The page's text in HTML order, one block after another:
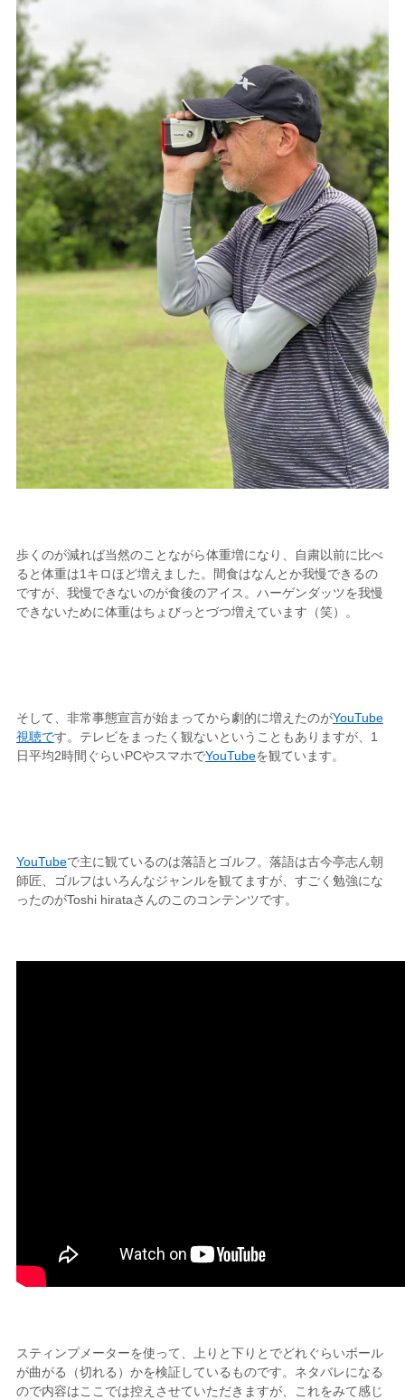
歩くのが減れば当然のことながら体重増になり、自粛以前に比べ
ると体重は1キロほど増えました。間食はなんとか我慢できるの
ですが、我慢できないのが食後のアイス。ハーゲンダッツを我慢
できないために体重はちょびっとづつ増えています（笑）。
そして、非常事態宣言が始まってから劇的に増えたのがYouTube
視聴です。テレビをまったく観ないということもありますが、1
日平均2時間ぐらいPCやスマホでYouTubeを観ています。
YouTubeで主に観ているのは落語とゴルフ。落語は古今亭志ん朝
師匠、ゴルフはいろんなジャンルを観てますが、すごく勉強にな
ったのがToshi hirataさんのこのコンテンツです。
スティンプメーターを使って、上りと下りとでどれぐらいボール
が曲がる（切れる）かを検証しているものです。ネタバレになる
ので内容はここでは控えさせていただきますが、これをみて感じ